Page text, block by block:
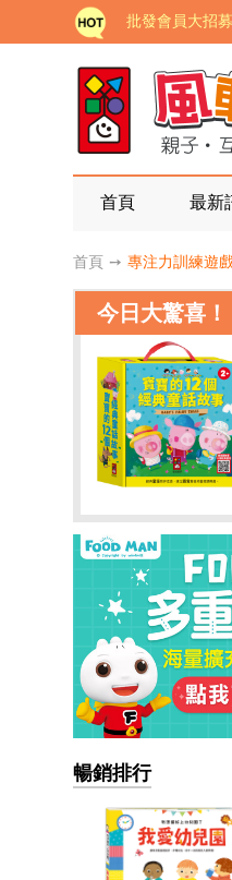
批發會員大招
如需更改或重
老師您好!!幼
海外購物免煩
家長樂了!「風
老師您好!!幼
海外購物免煩
首頁 最新
首頁 ➙ 專注力訓練遊
今日大驚喜！
暢銷排行